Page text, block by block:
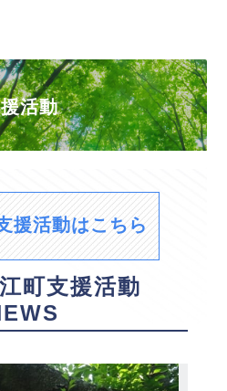
活動
援活動はこちら
町支援活動